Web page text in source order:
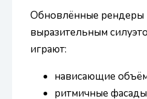
Обновлённые рендеры
выразительным
играют:
нависающие
ритмичные фасады